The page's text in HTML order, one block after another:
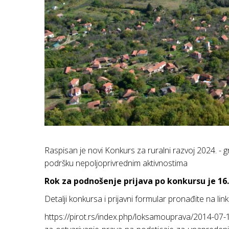
Raspisan je novi Konkurs za ruralni razvoj 2024.
podršku nepoljoprivrednim aktivnostima
Rok za podnošenje prijava po konkursu je
Detalji konkursa i prijavni formular pronađite na
https://pirot.rs/index.php/loksamouprava/2014-